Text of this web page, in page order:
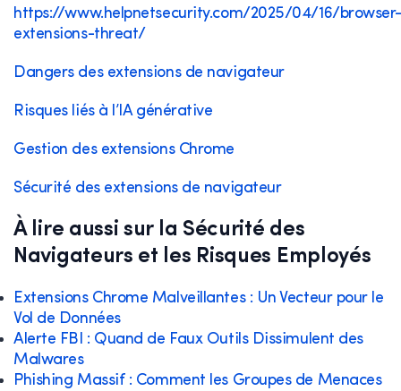
https://www.helpnetsecurity.com/2025/04/16/
extensions-threat/
Dangers des extensions de navigateur
Risques liés à l’IA générative
Gestion des extensions Chrome
Sécurité des extensions de navigateur
À lire aussi sur la Sécurité des
Navigateurs et les Risques Employés
Extensions Chrome Malveillantes : Un Vecteur pour le
Vol de Données
Alerte FBI : Quand de Faux Outils Dissimulent des
Malwares
Phishing Massif : Comment les Groupes de Menaces